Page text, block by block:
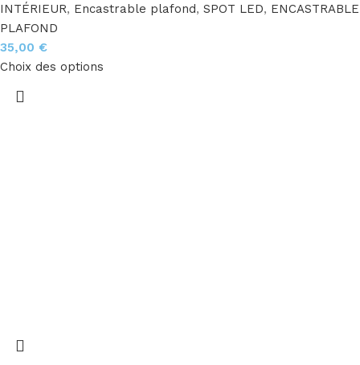
INTÉRIEUR, Encastrable plafond, SPOT LED, ENCASTRABLE
PLAFOND
35,00 €
Choix des options